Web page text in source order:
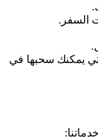
السفر.
يمكنك سحبها في